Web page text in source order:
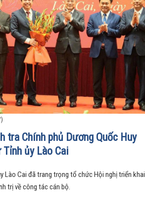
tra Chính phủ Dương Quốc Huy
ủy Lào Cai
Lào Cai đã trang trọng tổ chức Hội nghị triển khai
trị về công tác cán bộ.